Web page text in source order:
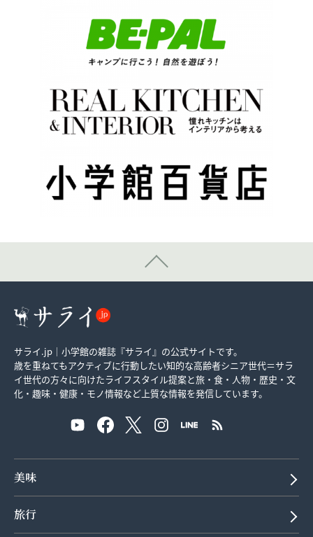
サライ.jp｜小学館の雑誌『サライ』の公式サイトです。
歳を重ねてもアクティブに行動したい知的な高齢者シニア世代＝サラ
イ世代の方々に向けたライフスタイル提案と旅・食・人物・歴史・文
化・趣味・健康・モノ情報など上質な情報を発信しています。
美味
旅行